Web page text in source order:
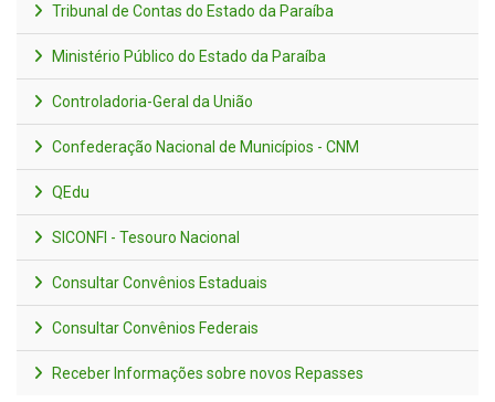
Tribunal de Contas do Estado da Paraíba
Ministério Público do Estado da Paraíba
Controladoria-Geral da União
Confederação Nacional de Municípios - CNM
QEdu
SICONFI - Tesouro Nacional
Consultar Convênios Estaduais
Consultar Convênios Federais
Receber Informações sobre novos Repasses